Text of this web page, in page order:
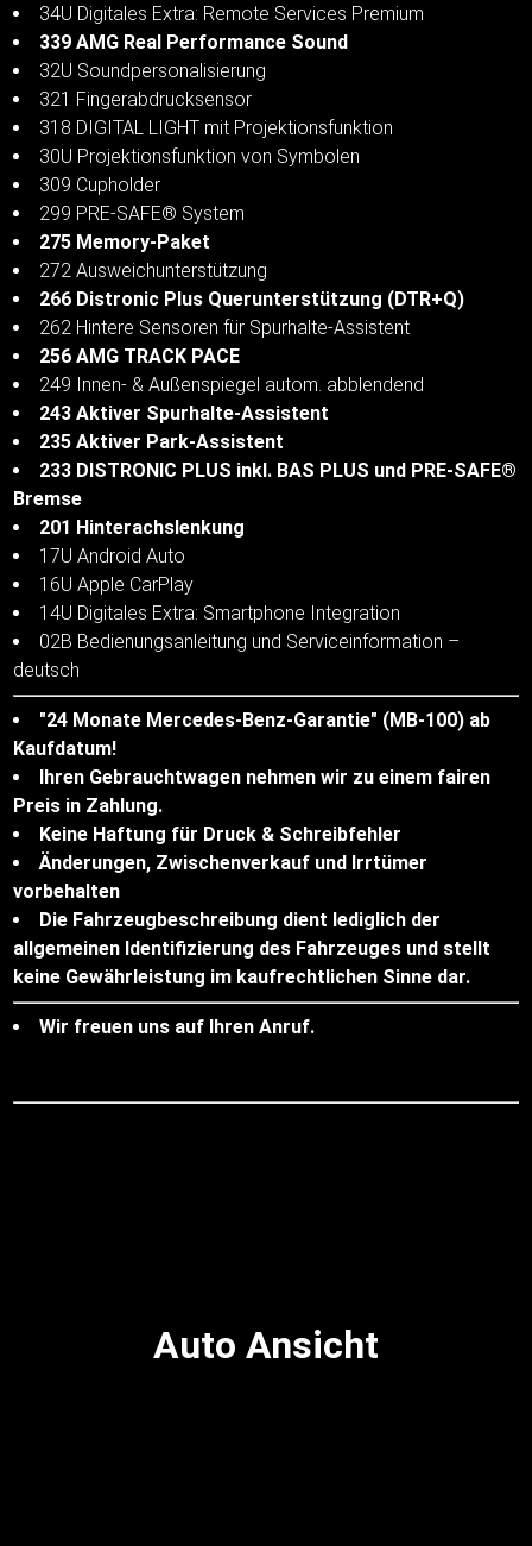
34U Digitales Extra: Remote Services Premium
339 AMG Real Performance Sound
32U Soundpersonalisierung
321 Fingerabdrucksensor
318 DIGITAL LIGHT mit Projektionsfunktion
30U Projektionsfunktion von Symbolen
309 Cupholder
299 PRE-SAFE® System
275 Memory-Paket
272 Ausweichunterstützung
266 Distronic Plus Querunterstützung (DTR+Q)
262 Hintere Sensoren für Spurhalte-Assistent
256 AMG TRACK PACE
249 Innen- & Außenspiegel autom. abblendend
243 Aktiver Spurhalte-Assistent
235 Aktiver Park-Assistent
233 DISTRONIC PLUS inkl. BAS PLUS und PRE-SAFE®
Bremse
201 Hinterachslenkung
17U Android Auto
16U Apple CarPlay
14U Digitales Extra: Smartphone Integration
02B Bedienungsanleitung und Serviceinformation –
deutsch
"24 Monate Mercedes-Benz-Garantie" (MB-100) ab
Kaufdatum!
Ihren Gebrauchtwagen nehmen wir zu einem fairen
Preis in Zahlung.
Keine Haftung für Druck & Schreibfehler
Änderungen, Zwischenverkauf und Irrtümer
vorbehalten
Die Fahrzeugbeschreibung dient lediglich der
allgemeinen Identifizierung des Fahrzeuges und stellt
keine Gewährleistung im kaufrechtlichen Sinne dar.
Wir freuen uns auf Ihren Anruf.
Auto Ansicht